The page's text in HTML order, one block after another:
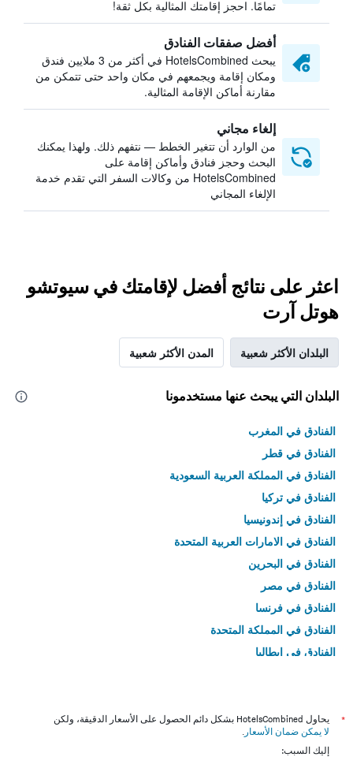
تمامًا. احجز إقامتك المثالية بكل ثقة!
أفضل صفقات الفنادق
يبحث HotelsCombined في أكثر من 3 ملايين فندق
ومكان إقامة ويجمعهم في مكان واحد حتى تتمكن من
مقارنة أماكن الإقامة المثالية.
إلغاء مجاني
من الوارد أن تتغير الخطط — نتفهم ذلك. ولهذا يمكنك
البحث وحجز فنادق وأماكن إقامة على
HotelsCombined من وكالات السفر التي تقدم خدمة
الإلغاء المجاني
اعثر على نتائج أفضل لإقامتك في سيوتشو
هوتل آرت
البلدان الأكثر شعبية المدن الأكثر شعبية
البلدان التي يبحث عنها مستخدمونا
الفنادق في المغرب
الفنادق في قطر
الفنادق في المملكة العربية السعودية
الفنادق في تركيا
الفنادق في إندونيسيا
الفنادق في الامارات العربية المتحدة
الفنادق في البحرين
الفنادق في مصر
الفنادق في فرنسا
الفنادق في المملكة المتحدة
الفنادق في إيطاليا
*
يحاول HotelsCombined بشكل دائم الحصول على الأسعار الدقيقة، ولكن
لا يمكن ضمان الأسعار .
إليك السبب: